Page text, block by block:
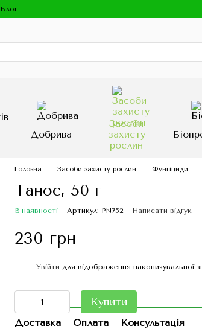
Блог
Добрива
Засоби
захисту
рослин
Головна Засоби захисту рослин Фунгіциди
Танос, 50 г
В наявності Артикул: PN752 Написати відгук
230 грн
Увійти для відображення накопичувальної
Купити
Доставка Оплата Консультація